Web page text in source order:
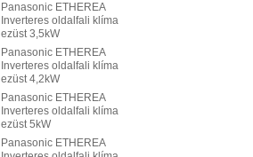
Panasonic ETHEREA
Inverteres oldalfali klíma
ezüst 3,5kW
Panasonic ETHEREA
Inverteres oldalfali klíma
ezüst 4,2kW
Panasonic ETHEREA
Inverteres oldalfali klíma
ezüst 5kW
Panasonic ETHEREA